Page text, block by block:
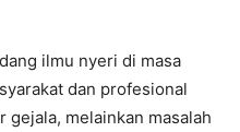
ilmu nyeri di masa
dan profesional
gejala, melainkan masalah